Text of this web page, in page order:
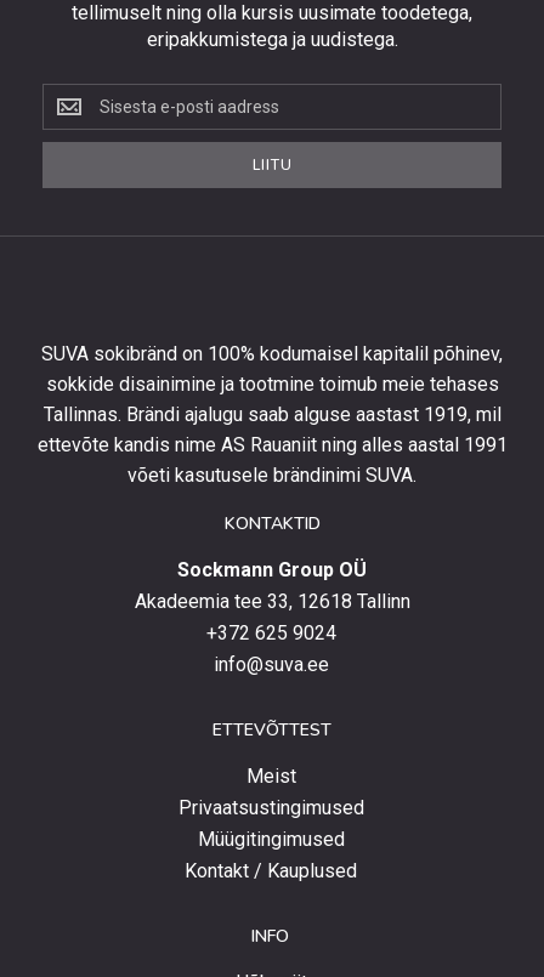
tellimuselt ning olla kursis uusimate toodetega,
eripakkumistega ja uudistega.
Liitu
uudiskirjaga,
et
kursis
uusimate
toodetega,
eripakkumistega
LIITU
SUVA sokibränd on 100% kodumaisel kapitalil põhinev,
sokkide disainimine ja tootmine toimub meie tehases
Tallinnas. Brändi ajalugu saab alguse aastast 1919, mil
ettevõte kandis nime AS Rauaniit ning alles aastal 1991
võeti kasutusele brändinimi SUVA.
KONTAKTID
Sockmann Group OÜ
Akadeemia tee 33, 12618 Tallinn
+372 625 9024
info@suva.ee
ETTEVÕTTEST
Meist
Privaatsustingimused
Müügitingimused
Kontakt / Kauplused
INFO